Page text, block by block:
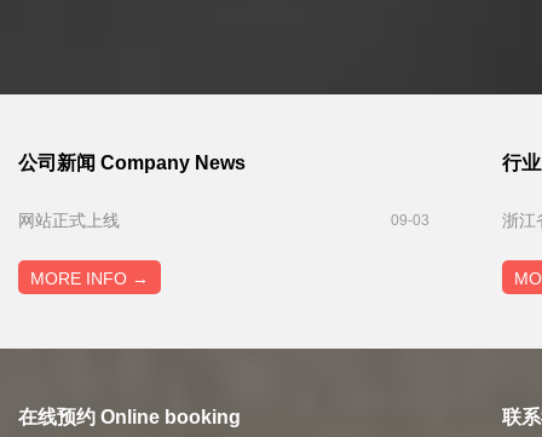
公司新闻 Company News
网站正式上线 09-03
MORE INFO →
行
浙江
在线预约 Online booking 联